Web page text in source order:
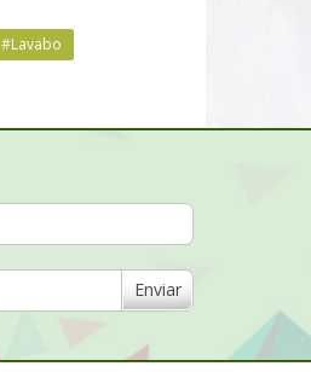
#Lavabo
Enviar